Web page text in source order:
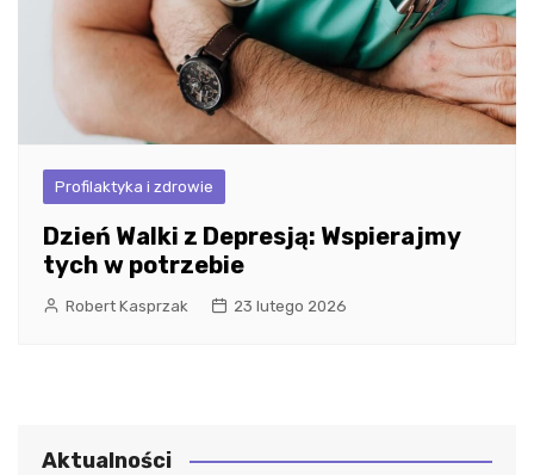
Profilaktyka i zdrowie
Dzień Walki z Depresją: Wspierajmy
tych w potrzebie
Robert Kasprzak 23 lutego 2026
Aktualności